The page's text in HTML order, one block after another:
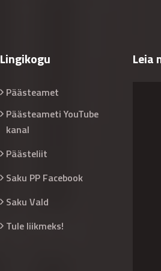
Lingikogu
Päästeamet
Päästeameti YouTube
kanal
Päästeliit
Saku PP Facebook
Saku Vald
Tule liikmeks!
Leia